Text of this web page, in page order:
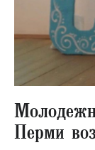
Перми